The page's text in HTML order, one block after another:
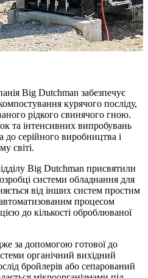
Big Dutchman забезпечує
курячого посліду,
рідкого свинячого гною.
та інтенсивних випробувань
до серійного виробництва і
світі.
Big Dutchman присвятили
системи обладнання для
від інших систем простим
процесом
до кількості оброблюваної
за допомогою готової до
органічний вихідний
бройлерів або сепарований